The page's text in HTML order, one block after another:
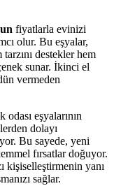
fiyatlarla evinizi
olur. Bu eşyalar,
destekler hem
sunar. İkinci el
vermeden
eşyalarının
dolayı
Bu sayede, yeni
fırsatlar doğuyor.
kişiselleştirmenin yanı
sağlar.